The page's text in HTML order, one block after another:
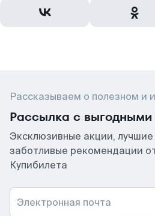
Рассказываем о полезном и
Рассылка с
Эксклюзивные акции,
заботливые рекомендации
Купибилета
Электронная почта